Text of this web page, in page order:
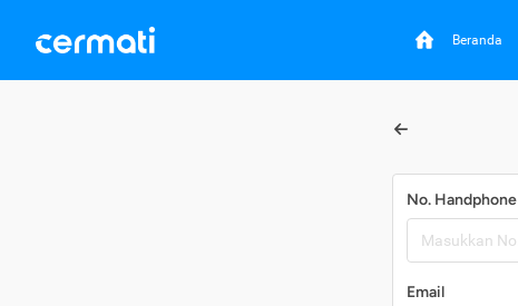
Beranda
No. Handphone
Email